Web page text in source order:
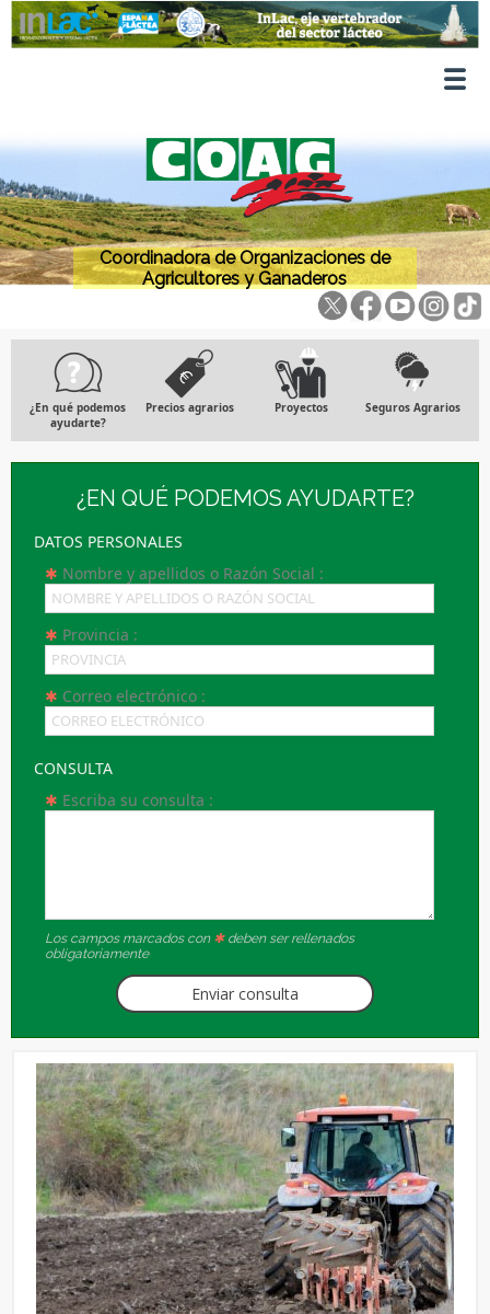
Coordinadora de Organizaciones de
Agricultores y Ganaderos
¿En qué podemos
ayudarte?
Precios agrarios Proyectos Seguros Agrarios
¿EN QUÉ PODEMOS AYUDARTE?
DATOS PERSONALES
Nombre y apellidos o Razón Social :
Provincia :
Correo electrónico :
CONSULTA
Escriba su consulta :
Los campos marcados con
deben ser rellenados
obligatoriamente
Enviar consulta